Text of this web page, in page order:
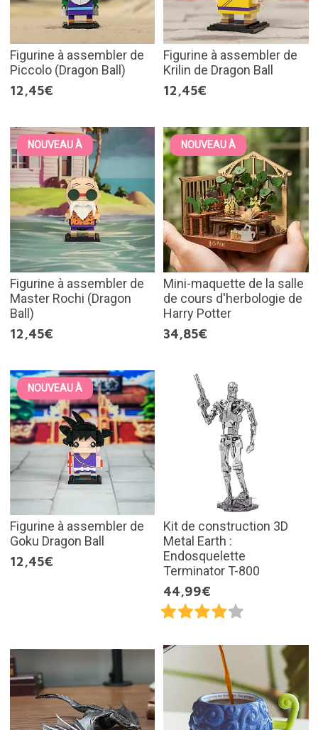
Figurine à assembler de
Piccolo (Dragon Ball)
12,45€
Figurine à assembler de
Krilin de Dragon Ball
12,45€
NOUVEAU À
Figurine à assembler de
Master Rochi (Dragon
Ball)
12,45€
NOUVEAU À
Mini-maquette de la salle
de cours d'herbologie de
Harry Potter
34,85€
NOUVEAU À
Figurine à assembler de
Goku Dragon Ball
12,45€
Kit de construction 3D
Metal Earth :
Endosquelette
Terminator T-800
44,99€